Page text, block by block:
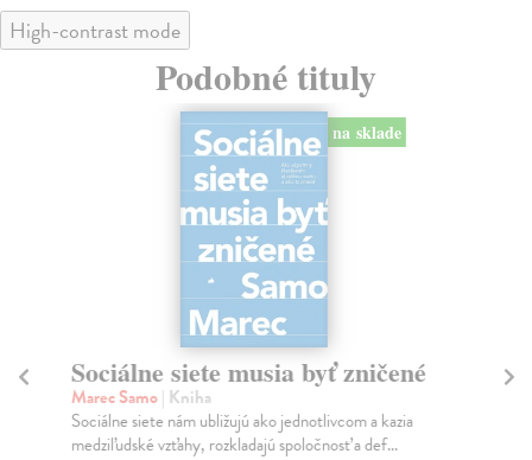
High-contrast mode
Podobné tituly
na sklade
Sociálne siete musia byť zničené
Marec Samo| Kniha
Sociálne siete nám ubližujú ako jednotlivcom a kazia
medziľudské vzťahy, rozkladajú spoločnosť a def...